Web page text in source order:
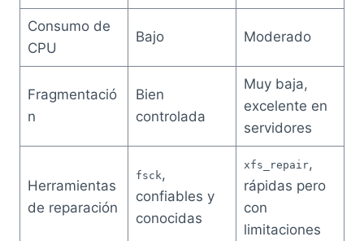
Consumo de
CPU
Bajo Moderado
Fragmentació
n
Bien
controlada
Muy baja,
excelente en
servidores
Herramientas
de reparación
fsck ,
confiables y
conocidas
xfs_repair,
rápidas pero
con
limitaciones